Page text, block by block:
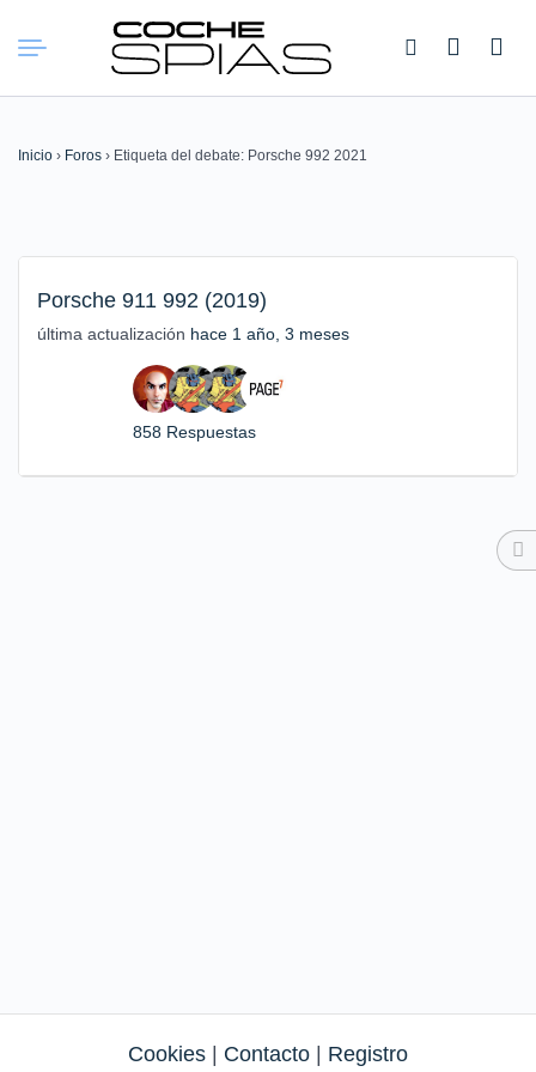
Buscar:
Inicio › Foros › Etiqueta del debate: Porsche 992 2021
Porsche 911 992 (2019)
última actualización hace 1 año, 3 meses
858 Respuestas
Cookies Contacto Registro